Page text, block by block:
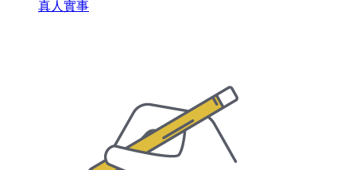
真人實事